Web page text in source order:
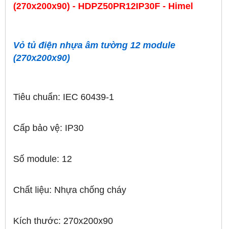
(270x200x90) - HDPZ50PR12IP30F - Himel
Vỏ tủ điện nhựa âm tường 12 module
(270x200x90)
Tiêu chuẩn: IEC 60439-1
Cấp bảo vệ: IP30
Số module: 12
Chất liệu: Nhựa chống cháy
Kích thước: 270x200x90